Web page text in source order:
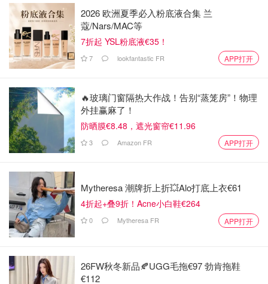
2026 欧洲夏季必入粉底液合集 兰
蔻/Nars/MAC等
7折起 YSL粉底液€35！
7 lookfantastic FR APP打开
🔥玻璃门窗隔热大作战！告别“蒸笼房”！物理
外挂赢麻了！
防晒膜€8.48，遮光窗帘€11.96
3 Amazon FR APP打开
Mytheresa 潮牌折上折💥Alo打底上衣€61
4折起+叠9折！Acne小白鞋€264
0 Mytheresa FR APP打开
26FW秋冬新品🍂UGG毛拖€97 勃肯拖鞋
€112